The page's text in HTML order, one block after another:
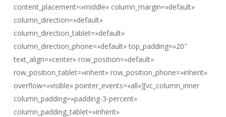
content_placement=»middle» column_margin=»default»
column_direction=»default»
column_direction_tablet=»default»
column_direction_phone=»default» top_padding=»20″
text_align=»center» row_position=»default»
row_position_tablet=»inherit» row_position_phone=»inherit»
overflow=»visible» pointer_events=»all»][vc_column_inner
column_padding=»padding-3-percent»
column_padding_tablet=»inherit»